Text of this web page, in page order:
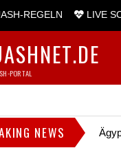
REGELN LIVE
PORTAL
NEWS